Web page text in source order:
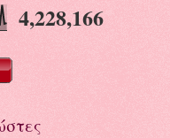
4,228,166